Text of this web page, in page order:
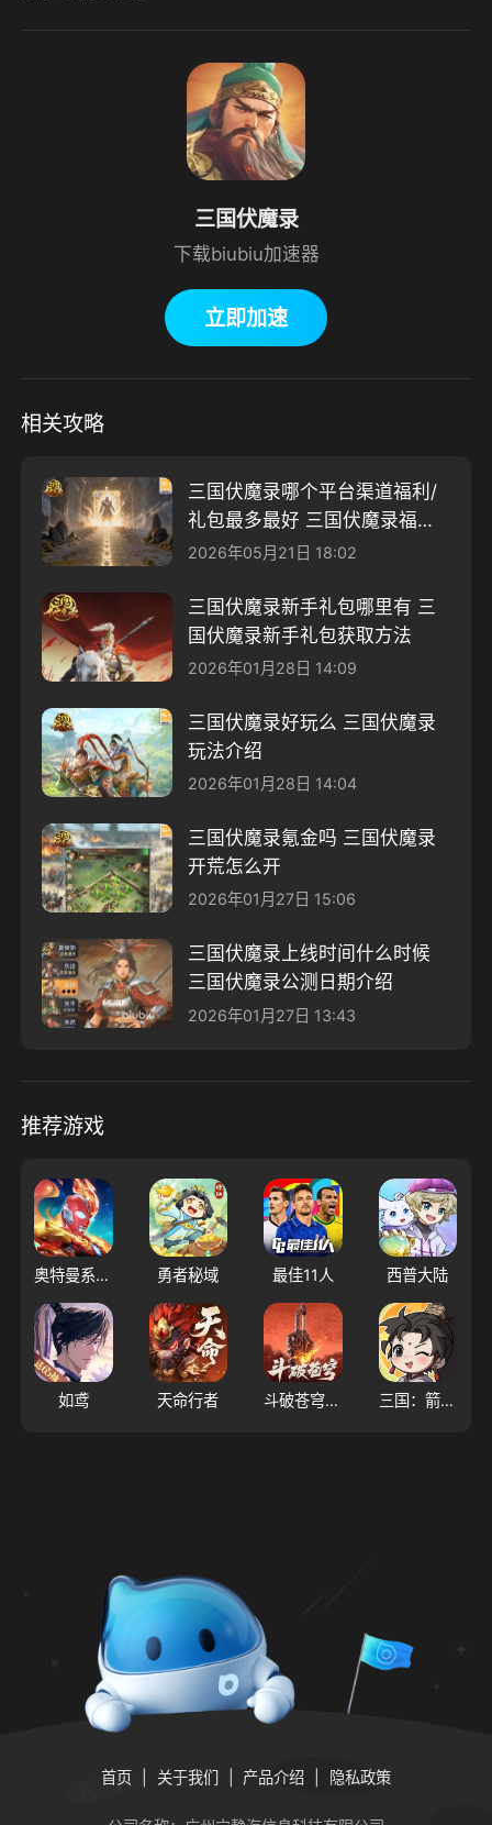
三国伏魔录
下载biubiu加速器
立即加速
相关攻略
三国伏魔录哪个平台渠道福利/
礼包最多最好 三国伏魔录福利
最多平台推荐
2026年05月21日 18:02
三国伏魔录新手礼包哪里有 三
国伏魔录新手礼包获取方法
2026年01月28日 14:09
三国伏魔录好玩么 三国伏魔录
玩法介绍
2026年01月28日 14:04
三国伏魔录氪金吗 三国伏魔录
开荒怎么开
2026年01月27日 15:06
三国伏魔录上线时间什么时候
三国伏魔录公测日期介绍
2026年01月27日 13:43
推荐游戏
奥特曼系列OL 勇者秘域 最佳11人 西普大陆
如鸢 天命行者 斗破苍穹：斗帝之路 三国：箭雨千军
首页 关于我们 产品介绍 隐私政策